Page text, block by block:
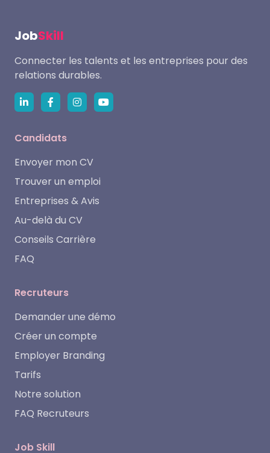
JobSkill
Connecter les talents et les entreprises pour des
relations durables.
Candidats
Envoyer mon CV
Trouver un emploi
Entreprises & Avis
Au-delà du CV
Conseils Carrière
FAQ
Recruteurs
Demander une démo
Créer un compte
Employer Branding
Tarifs
Notre solution
FAQ Recruteurs
Job Skill